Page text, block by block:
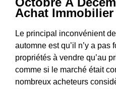
Achat Immobilier
Le principal inconvénient
automne est qu’il n’y a pas
propriétés à vendre qu’au
comme si le marché était
nombreux acheteurs